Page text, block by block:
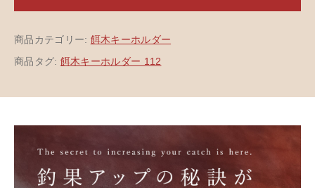
商品カテゴリー: 餌木キーホルダー
商品タグ: 餌木キーホルダー 112